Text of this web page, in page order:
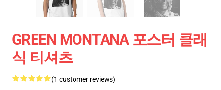
GREEN MONTANA 포스터 클래
식 티셔츠
(1 customer reviews)